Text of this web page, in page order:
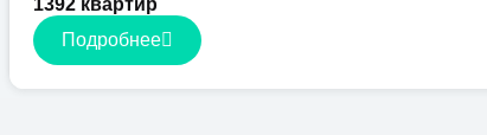
1392 квартир
Подробнее